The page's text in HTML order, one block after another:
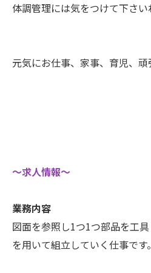
体調管理には気をつけて下さい
元気にお仕事、家事、育児、
〜求人情報〜
業務内容
図面を参照し1つ1つ部品を工具
を用いて組立していく仕事です。